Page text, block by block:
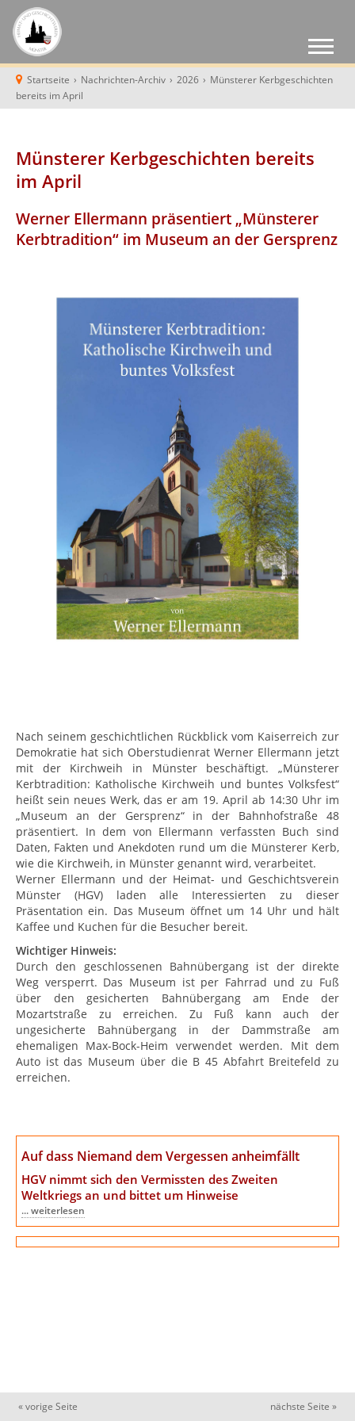
Startseite › Nachrichten-Archiv › 2026 › Münsterer Kerbgeschichten
bereits im April
Münsterer Kerbgeschichten bereits
im April
Werner Ellermann präsentiert „Münsterer
Kerbtradition“ im Museum an der Gersprenz
Nach seinem geschichtlichen Rückblick vom Kaiserreich zur
Demokratie hat sich Oberstudienrat Werner Ellermann jetzt
mit der Kirchweih in Münster beschäftigt. „Münsterer
Kerbtradition: Katholische Kirchweih und buntes Volksfest“
heißt sein neues Werk, das er am 19. April ab 14:30 Uhr im
„Museum an der Gersprenz“ in der Bahnhofstraße 48
präsentiert. In dem von Ellermann verfassten Buch sind
Daten, Fakten und Anekdoten rund um die Münsterer Kerb,
wie die Kirchweih, in Münster genannt wird, verarbeitet.
Werner Ellermann und der Heimat- und Geschichtsverein
Münster (HGV) laden alle Interessierten zu dieser
Präsentation ein. Das Museum öffnet um 14 Uhr und hält
Kaffee und Kuchen für die Besucher bereit.
Wichtiger Hinweis:
Durch den geschlossenen Bahnübergang ist der direkte
Weg versperrt. Das Museum ist per Fahrrad und zu Fuß
über den gesicherten Bahnübergang am Ende der
Mozartstraße zu erreichen. Zu Fuß kann auch der
ungesicherte Bahnübergang in der Dammstraße am
ehemaligen Max-Bock-Heim verwendet werden. Mit dem
Auto ist das Museum über die B 45 Abfahrt Breitefeld zu
erreichen.
Auf dass Niemand dem Vergessen anheimfällt
HGV nimmt sich den Vermissten des Zweiten
Weltkriegs an und bittet um Hinweise
... weiterlesen
« vorige Seite nächste Seite »